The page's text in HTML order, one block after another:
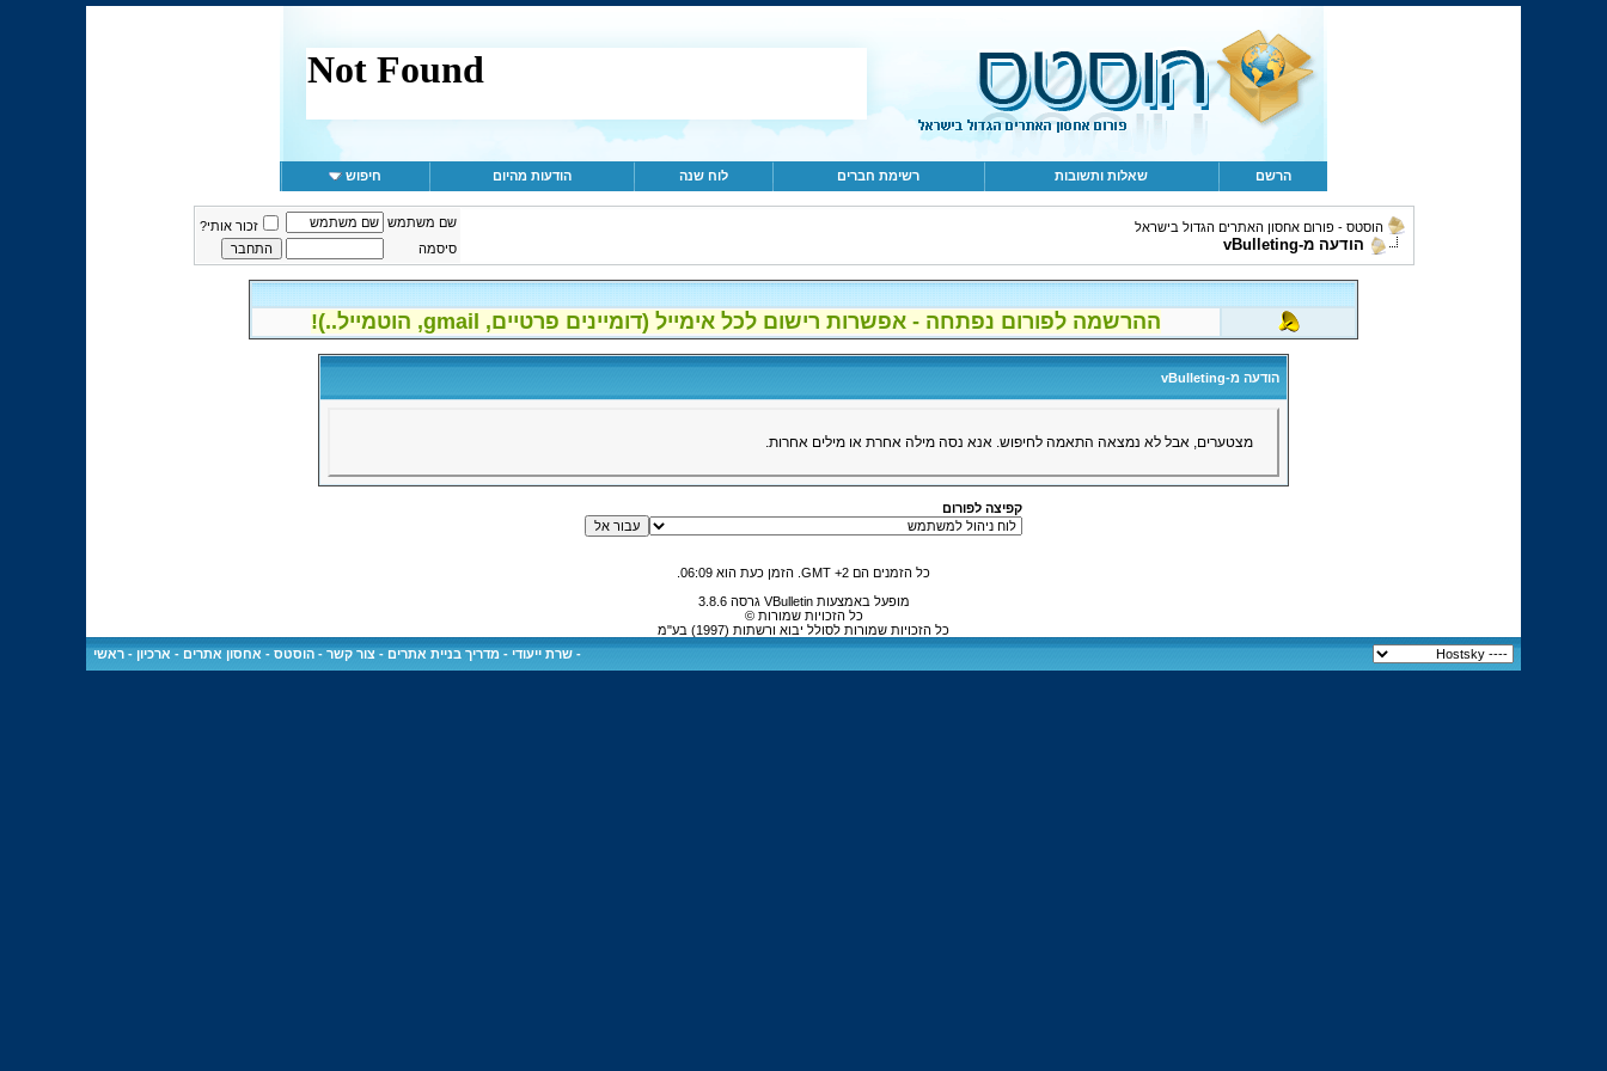
הרשם שאלות ותשובות רשימת חברים לוח שנה הודעות מהיום חיפוש
הוסטס - פורום אחסון האתרים הגדול בישראל
הודעה מ-vBulleting
שם משתמש
זכור אותי?
סיסמה
ההרשמה לפורום נפתחה - אפשרות רישום לכל אימייל (דומיינים פרטיים, gmail, הוטמייל..)!
הודעה מ-vBulleting
מצטערים, אבל לא נמצאה התאמה לחיפוש. אנא נסה מילה אחרת או מילים אחרות.
קפיצה לפורום
כל הזמנים הם GMT +2. הזמן כעת הוא 06:09
מופעל באמצעות VBulletin גרסה 3.8.6
כל הזכויות שמורות ©
כל הזכויות שמורות לסולל יבוא ורשתות (1997) בע"מ
- שרת ייעודי - מדריך בניית אתרים - צור קשר - הוסטס - אחסון אתרים - ארכיון - ראשי